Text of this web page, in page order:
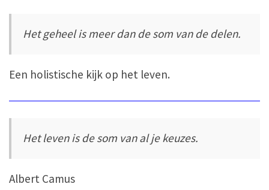
Het geheel is meer dan de som van de delen.
Een holistische kijk op het leven.
Het leven is de som van al je keuzes.
Albert Camus